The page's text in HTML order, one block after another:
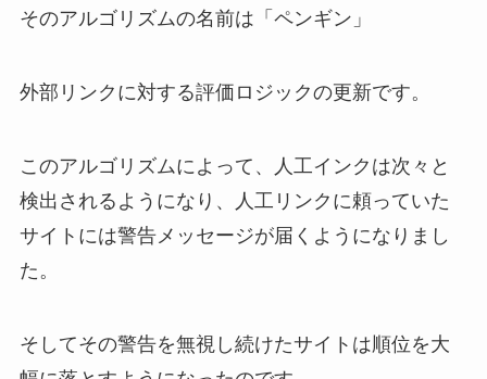
そのアルゴリズムの名前は「ペンギン」
外部リンクに対する評価ロジックの更新です。
このアルゴリズムによって、人工インクは次々と
検出されるようになり、人工リンクに頼っていた
サイトには警告メッセージが届くようになりまし
た。
そしてその警告を無視し続けたサイトは順位を大